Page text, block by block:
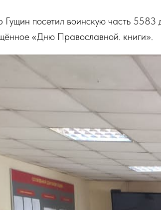
посетил воинскую часть 5583
«Дню Православной. книги».